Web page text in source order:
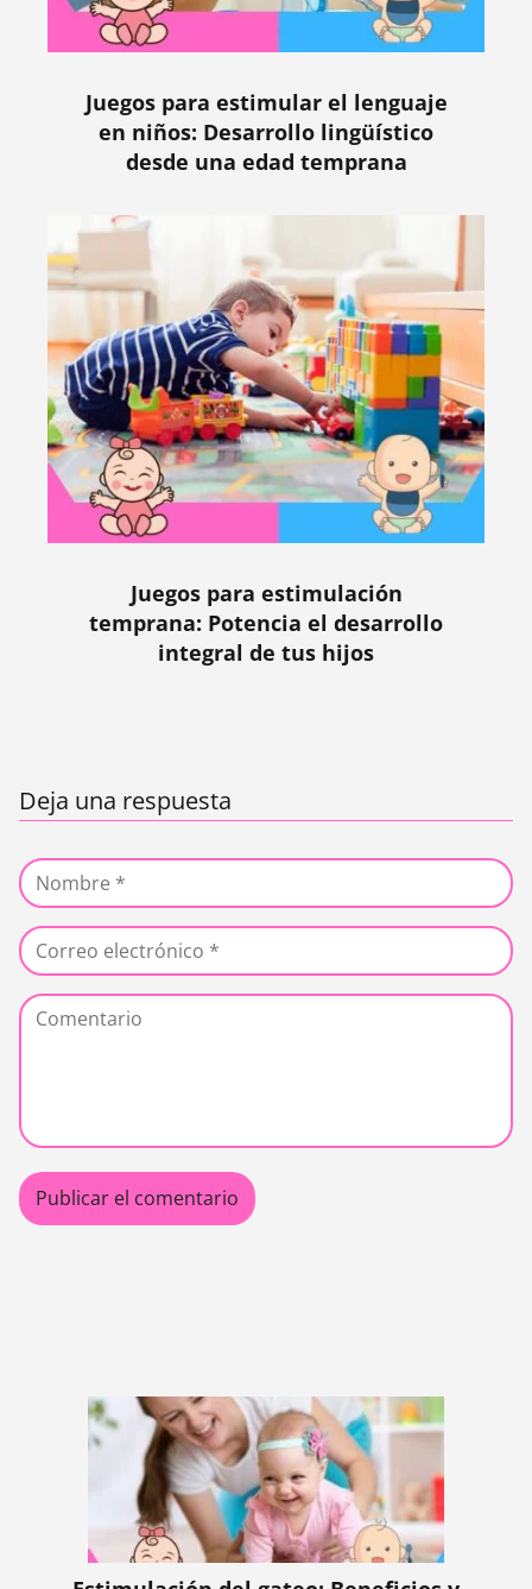
Juegos para estimular el lenguaje
en niños: Desarrollo lingüístico
desde una edad temprana
Juegos para estimulación
temprana: Potencia el desarrollo
integral de tus hijos
Deja una respuesta